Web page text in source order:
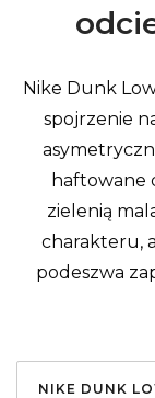
Nike Dunk
spojrzenie
haftowane
zielenią
charakteru,
podeszwa
NIKE DUNK